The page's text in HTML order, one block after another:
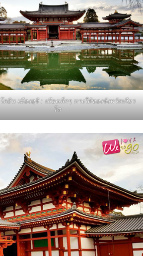
ดอิน เมืองอุจิ : เมืองเล็กๆ ทางใต้ของจังหวัดเกียว
โต